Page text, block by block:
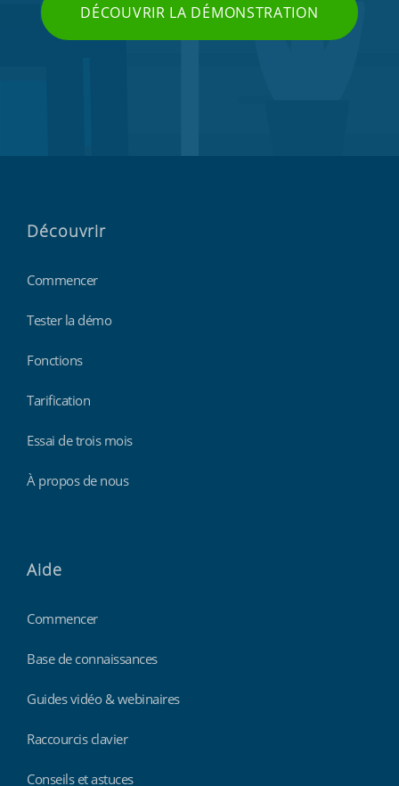
DÉCOUVRIR LA DÉMONSTRATION
Découvrir
Commencer
Tester la démo
Fonctions
Tarification
Essai de trois mois
À propos de nous
Aide
Commencer
Base de connaissances
Guides vidéo & webinaires
Raccourcis clavier
Conseils et astuces